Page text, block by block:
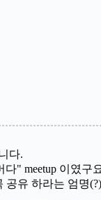
다.
" meetup 이였구
유 하라는 엄명